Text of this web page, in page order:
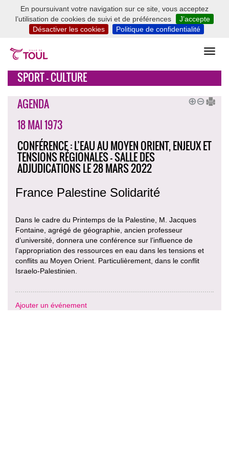
En poursuivant votre navigation sur ce site, vous acceptez
l’utilisation de cookies de suivi et de préférences
J’accepte
Désactiver les cookies
Politique de confidentialité
SPORT - CULTURE
AGENDA
18 MAI 1973
CONFÉRENCE : L’EAU AU MOYEN ORIENT, ENJEUX ET
TENSIONS RÉGIONALES - SALLE DES
ADJUDICATIONS LE 28 MARS 2022
France Palestine Solidarité
Dans le cadre du Printemps de la Palestine, M. Jacques
Fontaine, agrégé de géographie, ancien professeur
d’université, donnera une conférence sur l’influence de
l’appropriation des ressources en eau dans les tensions et
conflits au Moyen Orient. Particulièrement, dans le conflit
Israelo-Palestinien.
Ajouter un événement